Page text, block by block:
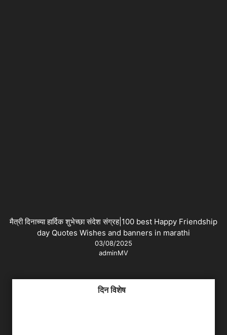
मैत्री दिनाच्या हार्दिक शुभेच्छा संदेश संग्रह|100 best Happy Friendship
day Quotes Wishes and banners in marathi
03/08/2025
adminMV
दिन विशेष